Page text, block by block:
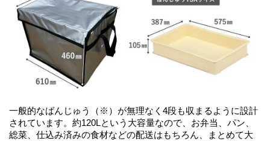
一般的なばんじゅう（※）が無理なく4段も収まるように設計
されています。約120Lという大容量なので、お弁当、パン、
総菜、仕込み済みの食材などの配送はもちろん、まとめて大